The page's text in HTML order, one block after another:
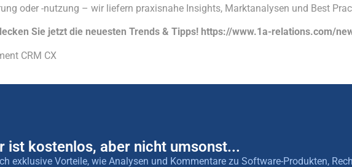
oder -nutzung – wir liefern praxisnahe Insights, Marktanalysen und Best
Sie jetzt die neuesten Trends & Tipps! https://www.1a-relations.com/
CRM CX
ist kostenlos, aber nicht umsonst...
exklusive Vorteile, wie Analysen und Kommentare zu Software-Produkten,